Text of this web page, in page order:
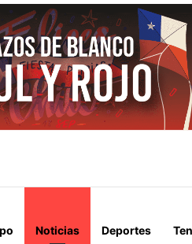
ESTRECHO DE ORMUZ Y EXIGE A
Noticias Deportes